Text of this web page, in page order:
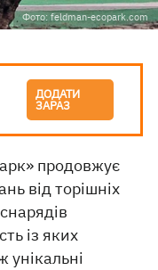
Фото: feldman-ecopark.com
ДОДАТИ
ЗАРАЗ
продовжує
від торішніх
із яких
унікальні